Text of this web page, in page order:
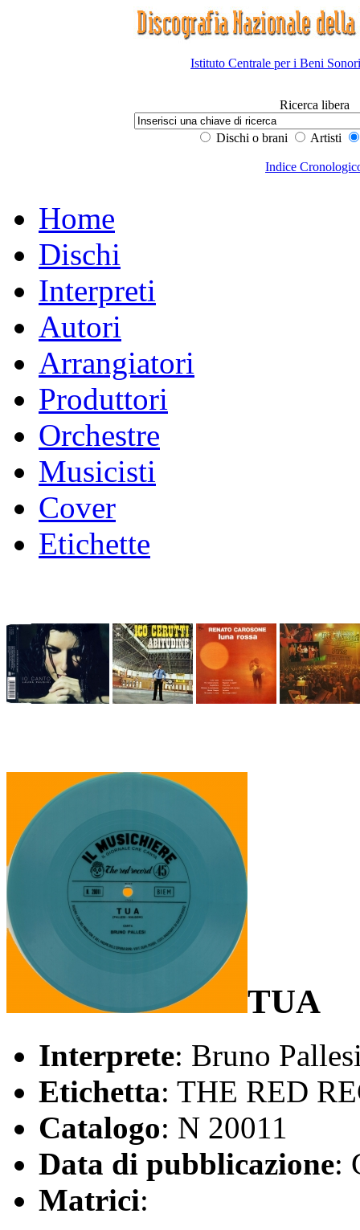
Istituto Centrale per i Beni
Ricerca libera
Dischi o brani Artisti
Indice
Home
Dischi
Interpreti
Autori
Arrangiatori
Produttori
Orchestre
Musicisti
Cover
Etichette
TUA
Interprete: Bruno
Etichetta: THE RED
Catalogo: N 20011
Data di pubblicazione:
Matrici: